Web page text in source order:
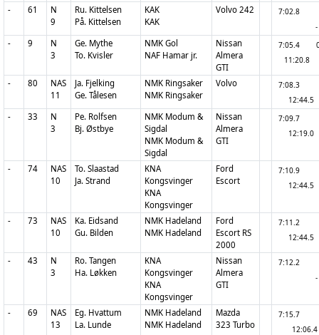
- 61
N
9
Ru. Kittelsen
På. Kittelsen
KAK
KAK
Volvo 242
7:02.8
-
- 9
N
3
Ge. Mythe
To. Kvisler
NMK Gol
NAF Hamar jr.
Nissan
Almera
GTI
7:05.4
11:20.8
- 80
NAS
11
Ja. Fjelking
Ge. Tålesen
NMK Ringsaker
NMK Ringsaker
Volvo
7:08.3
12:44.5
- 33
N
3
Pe. Rolfsen
Bj. Østbye
NMK Modum &
Sigdal
NMK Modum &
Sigdal
Nissan
Almera
GTI
7:09.7
12:19.0
- 74
NAS
10
To. Slaastad
Ja. Strand
KNA
Kongsvinger
KNA
Kongsvinger
Ford
Escort
7:10.9
12:44.5
- 73
NAS
10
Ka. Eidsand
Gu. Bilden
NMK Hadeland
NMK Hadeland
Ford
Escort RS
2000
7:11.2
12:44.5
- 43
N
3
Ro. Tangen
Ha. Løkken
KNA
Kongsvinger
KNA
Kongsvinger
Nissan
Almera
GTI
7:12.2
-
- 69
NAS
13
Eg. Hvattum
La. Lunde
NMK Hadeland
NMK Hadeland
Mazda
323 Turbo
7:15.7
12:06.4